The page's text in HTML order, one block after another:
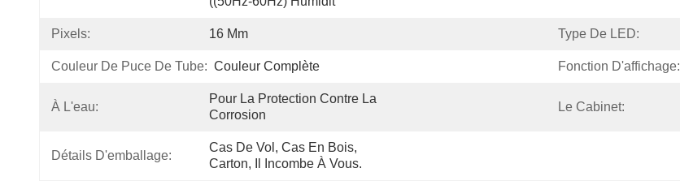
Pixels: 16 Mm Type De LED:
Couleur De Puce De Tube: Couleur Complète Fonction D'affichage:
À L'eau:
Pour La Protection Contre La
Corrosion
Le Cabinet:
Détails D'emballage:
Cas De Vol, Cas En Bois,
Carton, Il Incombe À Vous.